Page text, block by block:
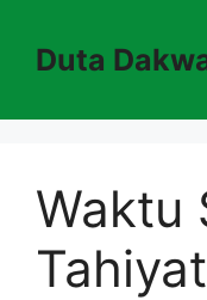
contentDuta
Waktu